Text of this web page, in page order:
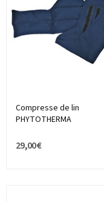
Compresse de lin
PHYTOTHERMA
29,00 €